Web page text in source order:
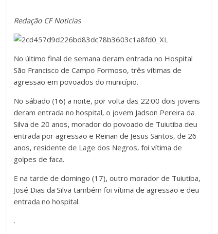
Redação CF Noticias
No último final de semana deram entrada no Hospital
São Francisco de Campo Formoso, três vítimas de
agressão em povoados do município.
No sábado (16) a noite, por volta das 22:00 dois jovens
deram entrada no hospital, o jovem Jadson Pereira da
Silva de 20 anos, morador do povoado de Tuiutiba deu
entrada por agressão e Reinan de Jesus Santos, de 26
anos, residente de Lage dos Negros, foi vítima de
golpes de faca.
E na tarde de domingo (17), outro morador de Tuiutiba,
José Dias da Silva também foi vítima de agressão e deu
entrada no hospital.
.